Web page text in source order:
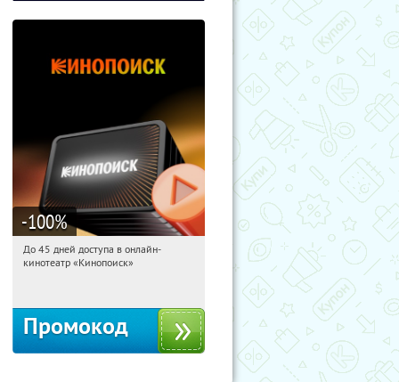
-100%
10:51:56 Получили:
До 45 дней доступа в онлайн-
кинотеатр «Кинопоиск»
Промокод